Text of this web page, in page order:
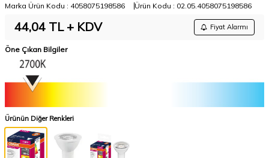
Marka Ürün Kodu : 4058075198586 Ürün Kodu : 02.05.4058075198586
44,04 TL + KDV Fiyat Alarmı
Öne Çıkan Bilgiler
Ürünün Diğer Renkleri